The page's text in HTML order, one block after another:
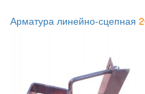
Арматура линейно-сцепная